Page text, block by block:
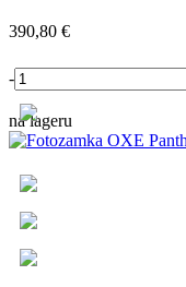
390,80 €
-
na lageru